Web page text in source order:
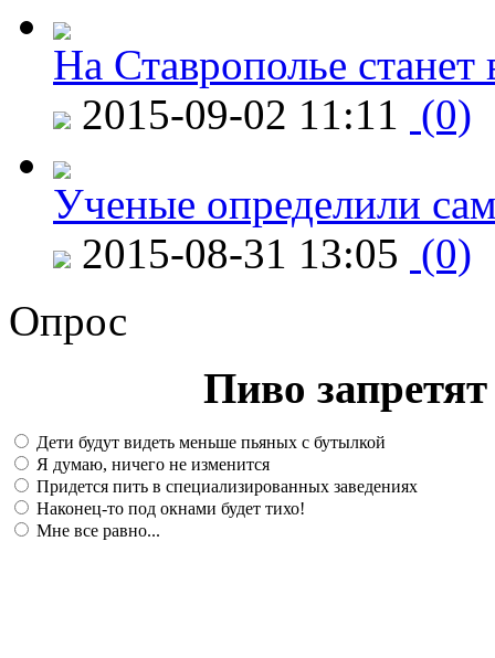
На Ставрополье
2015-09-02 11:11 (0)
Ученые определили
2015-08-31 13:05 (0)
Опрос
Пиво
Дети будут видеть меньше пьяных с бутылкой
Я думаю, ничего не изменится
Придется пить в специализированных заведениях
Наконец-то под окнами будет тихо!
Мне все равно...